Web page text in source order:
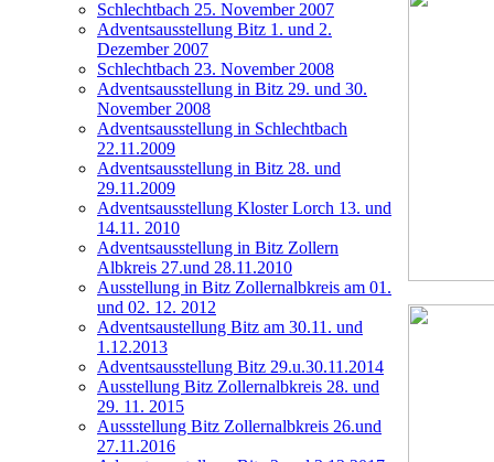
Schlechtbach 25. November 2007
Adventsausstellung Bitz 1. und 2.
Dezember 2007
Schlechtbach 23. November 2008
Adventsausstellung in Bitz 29. und 30.
November 2008
Adventsausstellung in Schlechtbach
22.11.2009
Adventsausstellung in Bitz 28. und
29.11.2009
Adventsausstellung Kloster Lorch 13. und
14.11. 2010
Adventsausstellung in Bitz Zollern
Albkreis 27.und 28.11.2010
Ausstellung in Bitz Zollernalbkreis am 01.
und 02. 12. 2012
Adventsaustellung Bitz am 30.11. und
1.12.2013
Adventsausstellung Bitz 29.u.30.11.2014
Ausstellung Bitz Zollernalbkreis 28. und
29. 11. 2015
Aussstellung Bitz Zollernalbkreis 26.und
27.11.2016